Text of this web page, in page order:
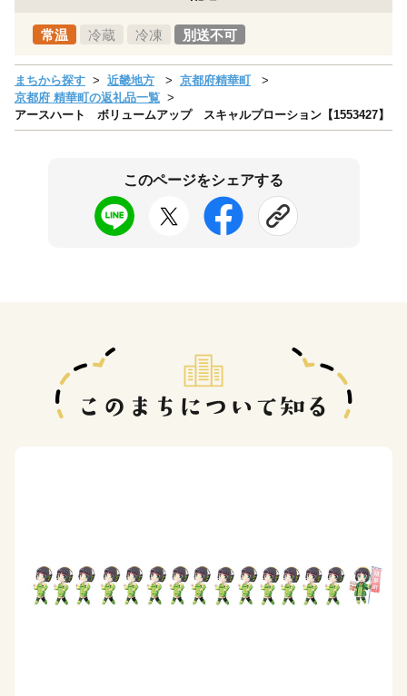
常温 冷蔵 冷凍 別送不可
まちから探す 近畿地方
京都府精華町
京都府 精華町の返礼品一覧
アースハート ボリュームアップ スキャルプローション【1553427】
このページをシェアする